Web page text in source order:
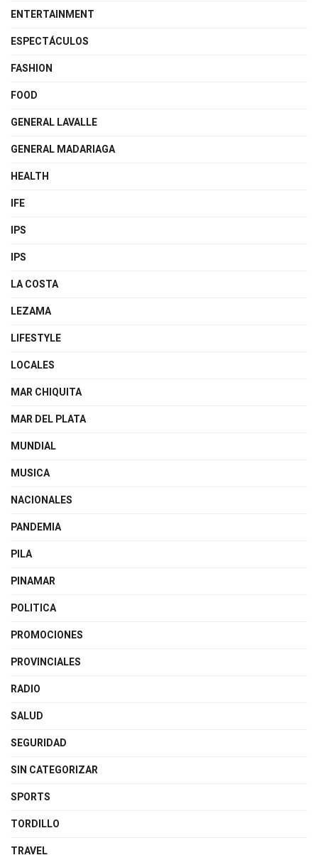
ENTERTAINMENT
ESPECTÁCULOS
FASHION
FOOD
GENERAL LAVALLE
GENERAL MADARIAGA
HEALTH
IFE
IPS
IPS
LA COSTA
LEZAMA
LIFESTYLE
LOCALES
MAR CHIQUITA
MAR DEL PLATA
MUNDIAL
MUSICA
NACIONALES
PANDEMIA
PILA
PINAMAR
POLITICA
PROMOCIONES
PROVINCIALES
RADIO
SALUD
SEGURIDAD
SIN CATEGORIZAR
SPORTS
TORDILLO
TRAVEL